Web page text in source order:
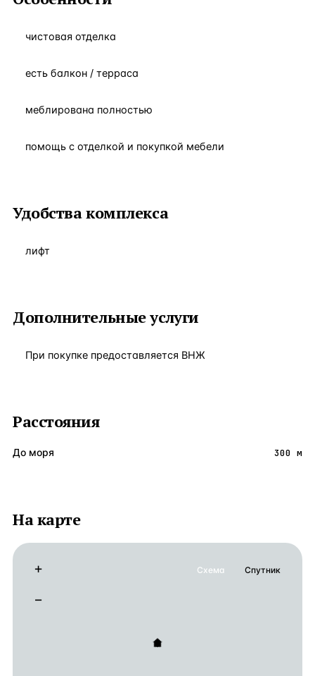
чистовая отделка
есть балкон / терраса
меблирована полностью
помощь с отделкой и покупкой мебели
Удобства комплекса
лифт
Дополнительные услуги
При покупке предоставляется ВНЖ
Расстояния
До моря 300 м
На карте
+
−
Схема Спутник